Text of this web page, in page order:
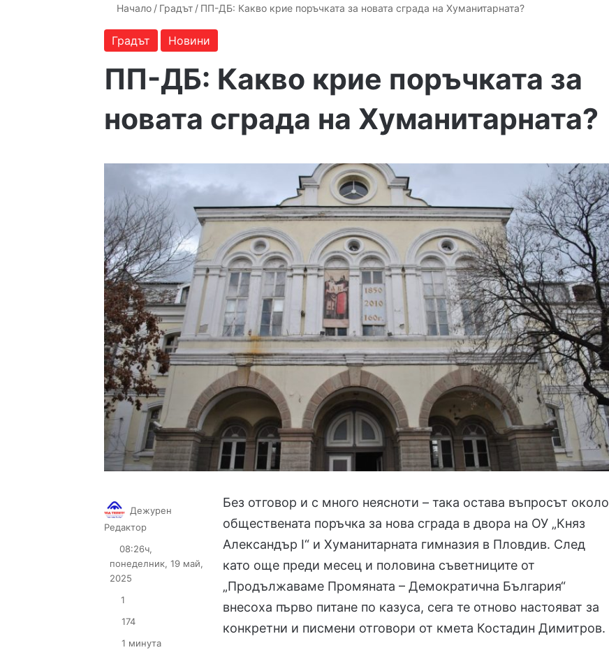
Начало / Градът / ПП-ДБ: Какво крие поръчката за новата сграда на Хуманитарната?
Градът Новини
ПП-ДБ: Какво крие поръчката за
новата сграда на Хуманитарната?
Без отговор и с много неясноти – така остава въпросът около
обществената поръчка за нова сграда в двора на ОУ „Княз
Александър I“ и Хуманитарната гимназия в Пловдив. След
като още преди месец и половина съветниците от
„Продължаваме Промяната – Демократична България“
внесоха първо питане по казуса, сега те отново настояват за
конкретни и писмени отговори от кмета Костадин Димитров.
Дежурен
Редактор
08:26ч,
понеделник, 19 май,
2025
1
174
1 минута